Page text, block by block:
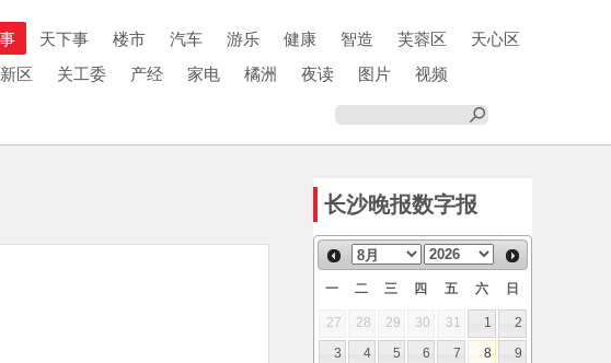
天下事 楼市 汽车 游乐 健康 智造 芙蓉区
天心区
区 关工委 产经 家电 橘洲 夜读 图片
视频
长沙晚报数字报
一 二 三 四 五 六 日
27 28 29 30 31 1
2
3
4 5 6 7 8
9